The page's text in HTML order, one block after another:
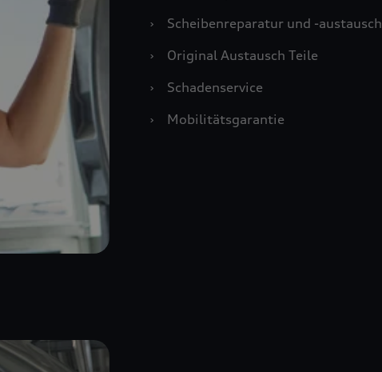
›
Scheibenreparatur und -austausch
›
Original Austausch Teile
›
Schadenservice
›
Mobilitätsgarantie